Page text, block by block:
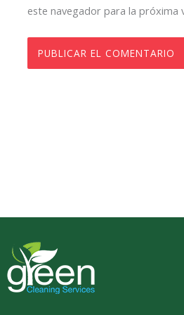
este navegador para la próxima